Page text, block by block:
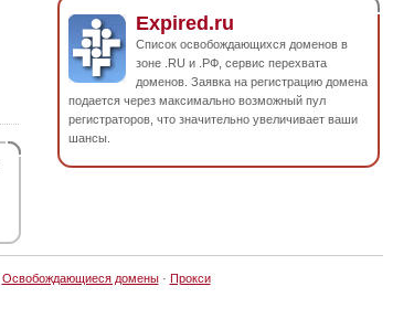
Expired.ru
Список освобождающихся доменов в
зоне .RU и .РФ, сервис перехвата
доменов. Заявка на регистрацию домена
подается через максимально возможный пул
регистраторов, что значительно увеличивает ваши
шансы.
Освобождающиеся домены· Прокси